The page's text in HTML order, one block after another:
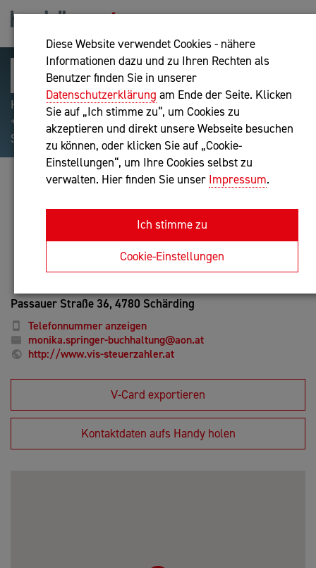
Diese Website verwendet Cookies - nähere
Informationen dazu und zu Ihren Rechten als
Benutzer finden Sie in unserer
Datenschutzerklärung am Ende der Seite. Klicken
Sie auf „Ich stimme zu“, um Cookies zu
akzeptieren und direkt unsere Webseite besuchen
zu können, oder klicken Sie auf „Cookie-
Einstellungen“, um Ihre Cookies selbst zu
verwalten. Hier finden Sie unser Impressum.
Ich stimme zu
Cookie-Einstellungen
Hilfreiche Suchparameter: Begriff einschließen:
+webshop, Begriff ausschließen: -webshop, Exakter
Suchbegriff: "internet of things"
MONIKA SPRINGER
Personalverrechner nach BibuG, Buchhaltung nach BibuG
Anfrage oder Rückruf
Passauer Straße 36, 4780 Schärding
Telefonnummer anzeigen
monika.springer-buchhaltung@aon.at
http://www.vis-steuerzahler.at
V-Card exportieren
Kontaktdaten aufs Handy holen